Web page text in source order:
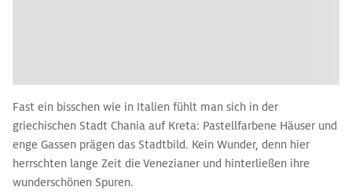
Fast ein bisschen wie in Italien fühlt man sich in der
griechischen Stadt Chania auf Kreta: Pastellfarbene Häuser und
enge Gassen prägen das Stadtbild. Kein Wunder, denn hier
herrschten lange Zeit die Venezianer und hinterließen ihre
wunderschönen Spuren.